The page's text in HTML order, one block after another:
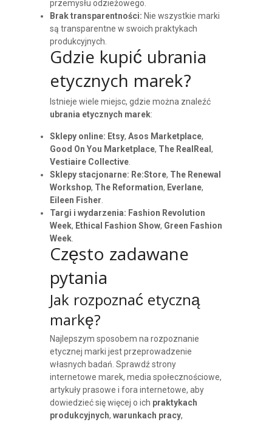
przemysłu odzieżowego.
Brak transparentności: Nie wszystkie marki
są transparentne w swoich praktykach
produkcyjnych.
Gdzie kupić ubrania
etycznych marek?
Istnieje wiele miejsc, gdzie można znaleźć
ubrania etycznych marek:
Sklepy online: Etsy, Asos Marketplace,
Good On You Marketplace, The RealReal ,
Vestiaire Collective.
Sklepy stacjonarne: Re:Store, The Renewal
Workshop, The Reformation, Everlane,
Eileen Fisher
Targi i wydarzenia: Fashion Revolution
Week, Ethical Fashion Show, Green Fashion
Week.
Często zadawane
pytania
Jak rozpoznać etyczną
markę?
Najlepszym sposobem na rozpoznanie
etycznej marki jest przeprowadzenie
własnych badań. Sprawdź strony
internetowe marek, media społecznościowe,
artykuły prasowe i fora internetowe, aby
dowiedzieć się więcej o ich praktykach
produkcyjnych, warunkach pracy,